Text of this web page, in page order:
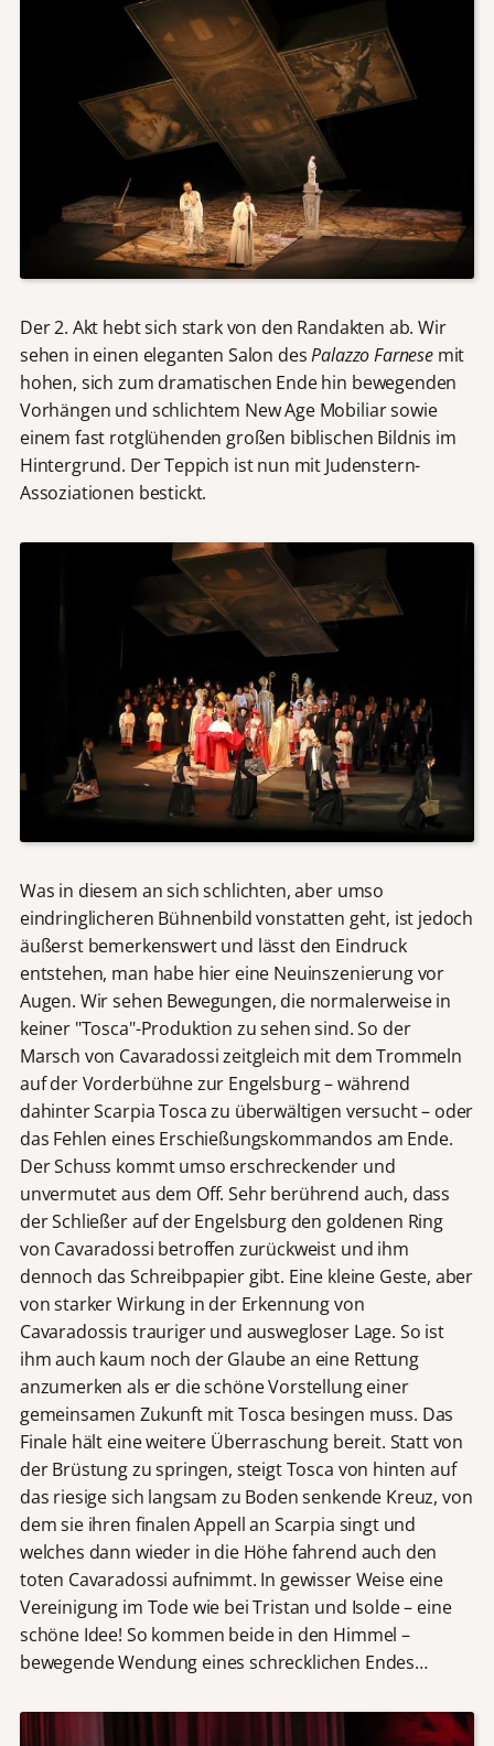
Der 2. Akt hebt sich stark von den Randakten ab. Wir
sehen in einen eleganten Salon desPalazzo Farnesemit
hohen, sich zum dramatischen Ende hin bewegenden
Vorhängen und schlichtem New Age Mobiliar sowie
einem fast rotglühenden großen biblischen Bildnis im
Hintergrund. Der Teppich ist nun mit Judenstern-
Assoziationen bestickt.
Was in diesem an sich schlichten, aber umso
eindringlicheren Bühnenbild vonstatten geht, ist jedoch
äußerst bemerkenswert und lässt den Eindruck
entstehen, man habe hier eine Neuinszenierung vor
Augen. Wir sehen Bewegungen, die normalerweise in
keiner "Tosca"-Produktion zu sehen sind. So der
Marsch von Cavaradossi zeitgleich mit dem Trommeln
auf der Vorderbühne zur Engelsburg – während
dahinter Scarpia Tosca zu überwältigen versucht – oder
das Fehlen eines Erschießungskommandos am Ende.
Der Schuss kommt umso erschreckender und
unvermutet aus dem Off. Sehr berührend auch, dass
der Schließer auf der Engelsburg den goldenen Ring
von Cavaradossi betroffen zurückweist und ihm
dennoch das Schreibpapier gibt. Eine kleine Geste, aber
von starker Wirkung in der Erkennung von
Cavaradossis trauriger und auswegloser Lage. So ist
ihm auch kaum noch der Glaube an eine Rettung
anzumerken als er die schöne Vorstellung einer
gemeinsamen Zukunft mit Tosca besingen muss. Das
Finale hält eine weitere Überraschung bereit. Statt von
der Brüstung zu springen, steigt Tosca von hinten auf
das riesige sich langsam zu Boden senkende Kreuz, von
dem sie ihren finalen Appell an Scarpia singt und
welches dann wieder in die Höhe fahrend auch den
toten Cavaradossi aufnimmt. In gewisser Weise eine
Vereinigung im Tode wie bei Tristan und Isolde – eine
schöne Idee! So kommen beide in den Himmel –
bewegende Wendung eines schrecklichen Endes…